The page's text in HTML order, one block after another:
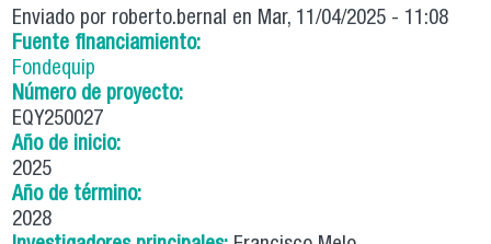
Enviado por roberto.bernal en Mar, 11/04/2025 - 11:08
Fuente financiamiento:
Fondequip
Número de proyecto:
EQY250027
Año de inicio:
2025
Año de término:
2028